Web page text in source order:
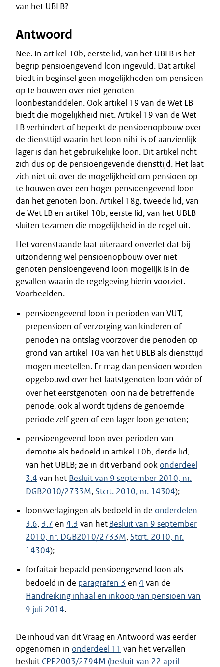
van het UBLB?
Antwoord
Nee. In artikel 10b, eerste lid, van het UBLB is het
begrip pensioengevend loon ingevuld. Dat artikel
biedt in beginsel geen mogelijkheden om pensioen
op te bouwen over niet genoten
loonbestanddelen. Ook artikel 19 van de Wet LB
biedt die mogelijkheid niet. Artikel 19 van de Wet
LB verhindert of beperkt de pensioenopbouw over
de diensttijd waarin het loon nihil is of aanzienlijk
lager is dan het gebruikelijke loon. Dit artikel richt
zich dus op de pensioengevende diensttijd. Het laat
zich niet uit over de mogelijkheid om pensioen op
te bouwen over een hoger pensioengevend loon
dan het genoten loon. Artikel 18g, tweede lid, van
de Wet LB en artikel 10b, eerste lid, van het UBLB
sluiten tezamen die mogelijkheid in de regel uit.
Het vorenstaande laat uiteraard onverlet dat bij
uitzondering wel pensioenopbouw over niet
genoten pensioengevend loon mogelijk is in de
gevallen waarin de regelgeving hierin voorziet.
Voorbeelden:
pensioengevend loon in perioden van VUT,
prepensioen of verzorging van kinderen of
perioden na ontslag voorzover die perioden op
grond van artikel 10a van het UBLB als diensttijd
mogen meetellen. Er mag dan pensioen worden
opgebouwd over het laatstgenoten loon vóór of
over het eerstgenoten loon na de betreffende
periode, ook al wordt tijdens de genoemde
periode zelf geen of een lager loon genoten;
pensioengevend loon over perioden van
demotie als bedoeld in artikel 10b, derde lid,
van het UBLB; zie in dit verband ook onderdeel
3.4 van het Besluit van 9 september 2010, nr.
DGB2010/2733M, Stcrt. 2010, nr. 14304);
loonsverlagingen als bedoeld in de onderdelen
3.6, 3.7 en 4.3 van hetBesluit van 9 september
2010, nr. DGB2010/2733M, Stcrt. 2010, nr.
14304);
forfaitair bepaald pensioengevend loon als
bedoeld in de paragrafen 3 en 4 van de
Handreiking inhaal en inkoop van pensioen van
9 juli 2014.
De inhoud van dit Vraag en Antwoord was eerder
opgenomen in onderdeel 11 van het vervallen
besluit CPP2003/2794M (besluit van 22 april